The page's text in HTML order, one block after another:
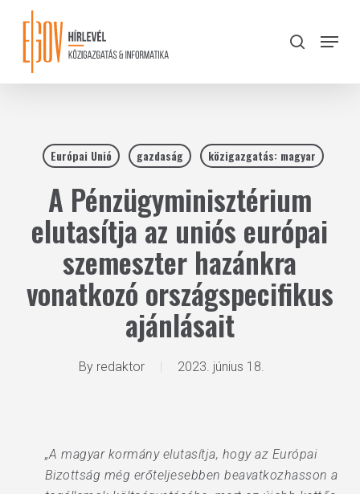
content
search
Menu
Európai Unió gazdaság közigazgatás: magyar
A Pénzügyminisztérium
elutasítja az uniós európai
szemeszter hazánkra
vonatkozó országspecifikus
ajánlásait
By redaktor 2023. június 18.
„A magyar kormány elutasítja, hogy az Európai
Bizottság még erőteljesebben beavatkozhasson a
Close